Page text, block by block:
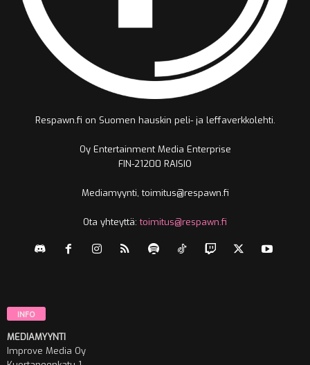
Respawn.fi on Suomen hauskin peli- ja leffaverkkolehti.
Oy Entertainment Media Enterprise
FIN-21200 RAISIO
Mediamyynti, toimitus@respawn.fi
Ota yhteyttä:toimitus@respawn.fi
INFO
MEDIAMYYNTI
Improve Media Oy